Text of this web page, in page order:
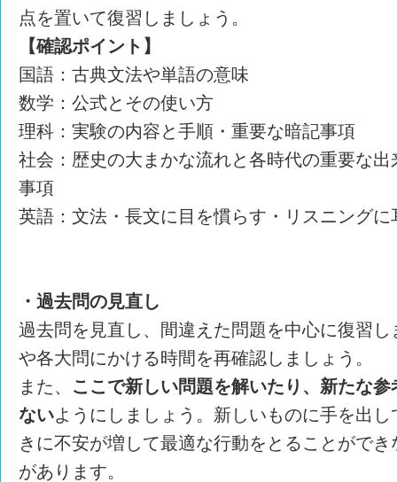
点を置いて復習しましょう。
【確認ポイント】
国語：古典文法や単語の意味
数学：公式とその使い方
理科：実験の内容と手順・重要な暗記事項
社会：歴史の大まかな流れと各時代の重要な
事項
英語：文法・長文に目を慣らす・リスニングに
・過去問の見直し
過去問を見直し、間違えた問題を中心に復習
や各大問にかける時間を再確認しましょう。
また、 ここで新しい問題を解いたり、新たな
ないようにしましょう。新しいものに手を出
きに不安が増して最適な行動をとることがで
があります。